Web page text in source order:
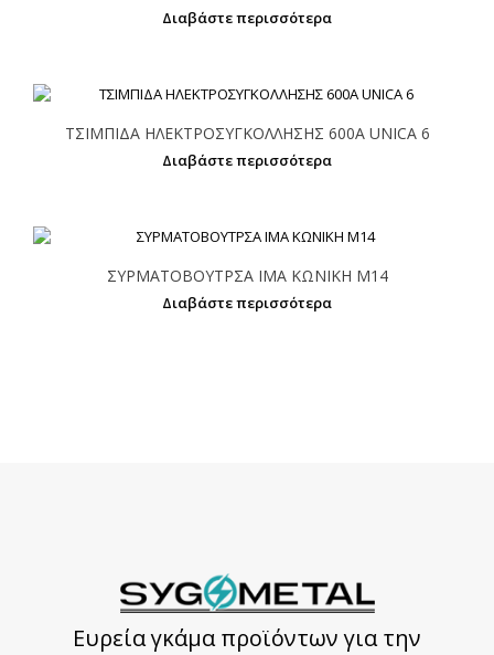
Διαβάστε περισσότερα
ΤΣΙΜΠΙΔΑ ΗΛΕΚΤΡΟΣΥΓΚΟΛΛΗΣΗΣ 600Α UNICA 6
Διαβάστε περισσότερα
ΣΥΡΜΑΤΟΒΟΥΤΡΣΑ IMA ΚΩΝΙΚΗ Μ14
Διαβάστε περισσότερα
Ευρεία γκάμα προϊόντων για την